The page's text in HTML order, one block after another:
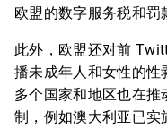
欧盟的数字服务税和罚
此外，欧盟还对前
播未成年人和女性的性
多个国家和地区也在
制，例如澳大利亚已实